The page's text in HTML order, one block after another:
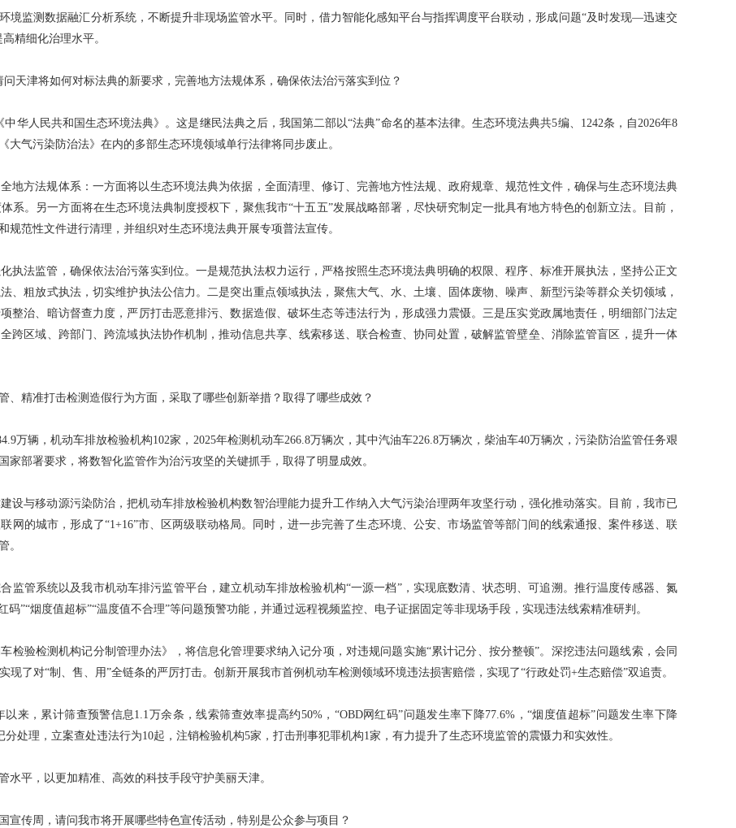
境监测数据融汇分析系统，不断提升非现场监管水平。同时，借力智能化感知平台与指挥调度平台联动，形成问题“及时发现—迅速交
精细化治理水平。
天津将如何对标法典的新要求，完善地方法规体系，确保依法治污落实到位？
华人民共和国生态环境法典》。这是继民法典之后，我国第二部以“法典”命名的基本法律。生态环境法典共5编、1242条，自2026年8
气污染防治法》在内的多部生态环境领域单行法律将同步废止。
地方法规体系：一方面将以生态环境法典为依据，全面清理、修订、完善地方性法规、政府规章、规范性文件，确保与生态环境法典
系。另一方面将在生态环境法典制度授权下，聚焦我市“十五五”发展战略部署，尽快研究制定一批具有地方特色的创新立法。目前，
范性文件进行清理，并组织对生态环境法典开展专项普法宣传。
执法监管，确保依法治污落实到位。一是规范执法权力运行，严格按照生态环境法典明确的权限、程序、标准开展执法，坚持公正文
、粗放式执法，切实维护执法公信力。二是突出重点领域执法，聚焦大气、水、土壤、固体废物、噪声、新型污染等群众关切领域，
整治、暗访督查力度，严厉打击恶意排污、数据造假、破坏生态等违法行为，形成强力震慑。三是压实党政属地责任，明细部门法定
跨区域、跨部门、跨流域执法协作机制，推动信息共享、线索移送、联合检查、协同处置，破解监管壁垒、消除监管盲区，提升一体
、精准打击检测造假行为方面，采取了哪些创新举措？取得了哪些成效？
万辆，机动车排放检验机构102家，2025年检测机动车266.8万辆次，其中汽油车226.8万辆次，柴油车40万辆次，污染防治监管任务艰
部署要求，将数智化监管作为治污攻坚的关键抓手，取得了明显成效。
设与移动源污染防治，把机动车排放检验机构数智治理能力提升工作纳入大气污染治理两年攻坚行动，强化推动落实。目前，我市已
网的城市，形成了“1+16”市、区两级联动格局。同时，进一步完善了生态环境、公安、市场监管等部门间的线索通报、案件移送、联
。
监管系统以及我市机动车排污监管平台，建立机动车排放检验机构“一源一档”，实现底数清、状态明、可追溯。推行温度传感器、氮
码”“烟度值超标”“温度值不合理”等问题预警功能，并通过远程视频监控、电子证据固定等非现场手段，实现违法线索精准研判。
检验检测机构记分制管理办法》，将信息化管理要求纳入记分项，对违规问题实施“累计记分、按分整顿”。深挖违法问题线索，会同
了对“制、售、用”全链条的严厉打击。创新开展我市首例机动车检测领域环境违法损害赔偿，实现了“行政处罚+生态赔偿”双追责。
来，累计筛查预警信息1.1万余条，线索筛查效率提高约50%，“OBD网红码”问题发生率下降77.6%，“烟度值超标”问题发生率下降
处理，立案查处违法行为10起，注销检验机构5家，打击刑事犯罪机构1家，有力提升了生态环境监管的震慑力和实效性。
平，以更加精准、高效的科技手段守护美丽天津。
宣传周，请问我市将开展哪些特色宣传活动，特别是公众参与项目？